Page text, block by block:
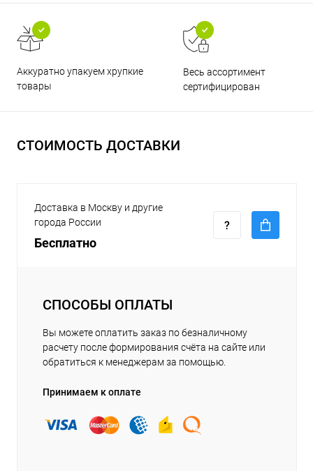
Аккуратно упакуем хрупкие
товары
Весь ассортимент
сертифицирован
СТОИМОСТЬ ДОСТАВКИ
Доставка в Москву и другие
города России
Бесплатно
СПОСОБЫ ОПЛАТЫ
Вы можете оплатить заказ по безналичному
расчету после формирования счёта на сайте или
обратиться к менеджерам за помощью.
Принимаем к оплате